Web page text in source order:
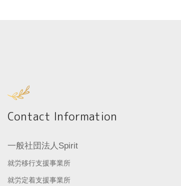
Contact Information
一般社団法人Spirit
就労移行支援事業所
就労定着支援事業所